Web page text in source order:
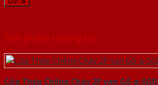
Sản phẩm tương tự
Cửa Thép Chống Cháy 2P van Gỗ-a-SGD